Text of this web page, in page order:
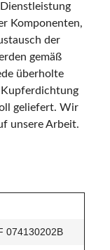
Komponenten,
der
gemäß
überholte
geliefert. Wir
unsere Arbeit.
074130202B